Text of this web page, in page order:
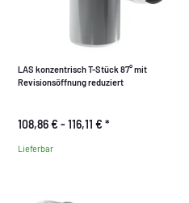
LAS konzentrisch T-Stück 87° mit
Revisionsöffnung reduziert
108,86 € -116,11 € *
Lieferbar